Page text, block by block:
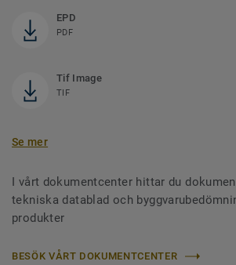
EPD
PDF
Tif Image
TIF
Se mer
I vårt dokumentcenter hittar du
tekniska datablad och
produkter
BESÖK VÅRT DOKUMENTCENTER